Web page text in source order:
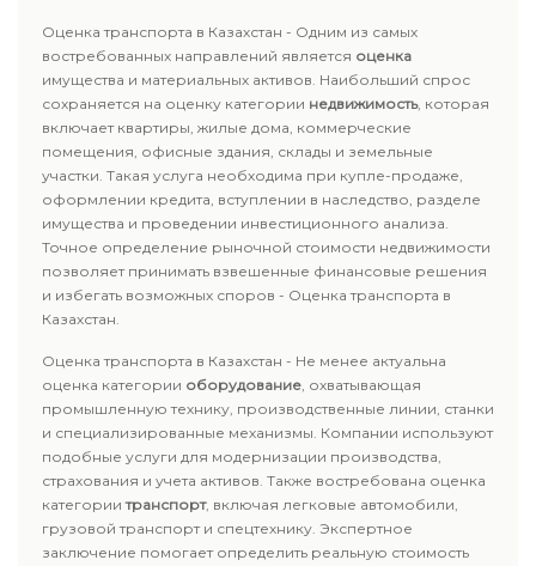
Оценка транспорта в Казахстан - Одним из самых
востребованных направлений является оценка
имущества и материальных активов. Наибольший спрос
сохраняется на оценку категории недвижимость, которая
включает квартиры, жилые дома, коммерческие
помещения, офисные здания, склады и земельные
участки. Такая услуга необходима при купле-продаже,
оформлении кредита, вступлении в наследство, разделе
имущества и проведении инвестиционного анализа.
Точное определение рыночной стоимости недвижимости
позволяет принимать взвешенные финансовые решения
и избегать возможных споров - Оценка транспорта в
Казахстан.
Оценка транспорта в Казахстан - Не менее актуальна
оценка категории оборудование, охватывающая
промышленную технику, производственные линии, станки
и специализированные механизмы. Компании используют
подобные услуги для модернизации производства,
страхования и учета активов. Также востребована оценка
категориитранспорт, включая легковые автомобили,
грузовой транспорт и спецтехнику. Экспертное
заключение помогает определить реальную стоимость